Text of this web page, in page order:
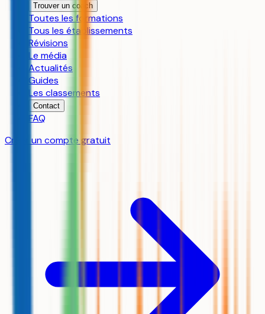
Trouver un coach
Toutes les formations
Tous les établissements
Révisions
Le média
Actualités
Guides
Les classements
Contact
FAQ
Créer un compte gratuit